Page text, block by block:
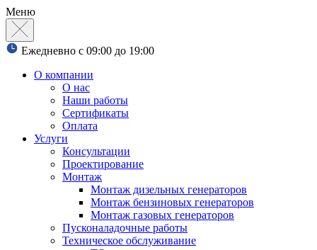
Меню
Ежедневно с 09:00 до 19:00
О компании
О нас
Наши работы
Сертификаты
Оплата
Услуги
Консультации
Проектирование
Монтаж
Монтаж дизельных генераторов
Монтаж бензиновых генераторов
Монтаж газовых генераторов
Пусконаладочные работы
Техническое обслуживание